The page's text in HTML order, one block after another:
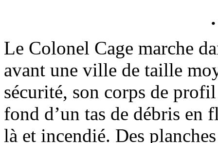
Le Colonel Cage marche
avant une ville de taille
sécurité, son corps de
fond d’un tas de débris en
là et incendié. Des